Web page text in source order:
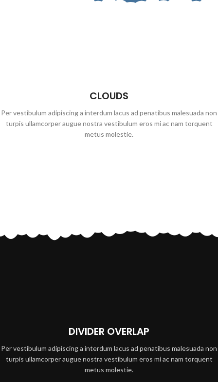
CLOUDS
Per vestibulum adipiscing a interdum lacus ad penatibus malesuada non
turpis ullamcorper augue nostra vestibulum eros mi ac nam torquent
metus molestie.
DIVIDER OVERLAP
Per vestibulum adipiscing a interdum lacus ad penatibus malesuada non
turpis ullamcorper augue nostra vestibulum eros mi ac nam torquent
metus molestie.